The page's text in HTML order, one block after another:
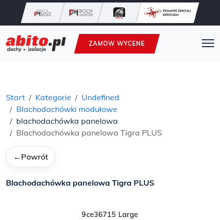
ZAMOW WYCENE
Start Kategorie
Undefined
Blachodachówki modułowe
blachodachówka panelowa
Blachodachówka panelowa Tigra PLUS
← Powrót
Blachodachówka panelowa Tigra PLUS
9ce36715 Large